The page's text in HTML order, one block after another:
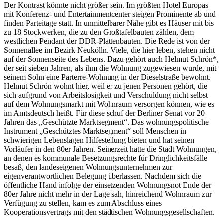
Der Kontrast könnte nicht größer sein. Im größten Hotel Europas
mit Konferenz- und Entertainmentcenter steigen Prominente ab und
finden Parteitage statt. In unmittelbarer Nähe gibt es Häuser mit bis
zu 18 Stockwerken, die zu den Großtafelbauten zählen, dem
westlichen Pendant der DDR-Plattenbauten. Die Rede ist von der
Sonnenallee im Bezirk Neukölln. Viele, die hier leben, stehen nicht
auf der Sonnenseite des Lebens. Dazu gehört auch Helmut Schrön*,
der seit sieben Jahren, als ihm die Wohnung zugewiesen wurde, mit
seinem Sohn eine Parterre-Wohnung in der Dieselstraße bewohnt.
Helmut Schrön wohnt hier, weil er zu jenen Personen gehört, die
sich aufgrund von Arbeitslosigkeit und Verschuldung nicht selbst
auf dem Wohnungsmarkt mit Wohnraum versorgen können, wie es
im Amtsdeutsch heißt. Für diese schuf der Berliner Senat vor 20
Jahren das „Geschützte Marktsegment“. Das wohnungspolitische
Instrument „Geschütztes Marktsegment“ soll Menschen in
schwierigen Lebenslagen Hilfestellung bieten und hat seinen
Vorläufer in den 80er Jahren. Seinerzeit hatte die Stadt Wohnungen,
an denen es kommunale Besetzungsrechte für Dringlichkeitsfälle
besaß, den landeseigenen Wohnungsunternehmen zur
eigenverantwortlichen Belegung überlassen. Nachdem sich die
öffentliche Hand infolge der einsetzenden Wohnungsnot Ende der
80er Jahre nicht mehr in der Lage sah, hinreichend Wohnraum zur
Verfügung zu stellen, kam es zum Abschluss eines
Kooperationsvertrags mit den städtischen Wohnungsgesellschaften.